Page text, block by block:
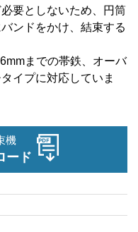
要としないため、円筒
ンドをかけ、結束する
までの帯鉄、オーバ
イプに対応していま
機
ード